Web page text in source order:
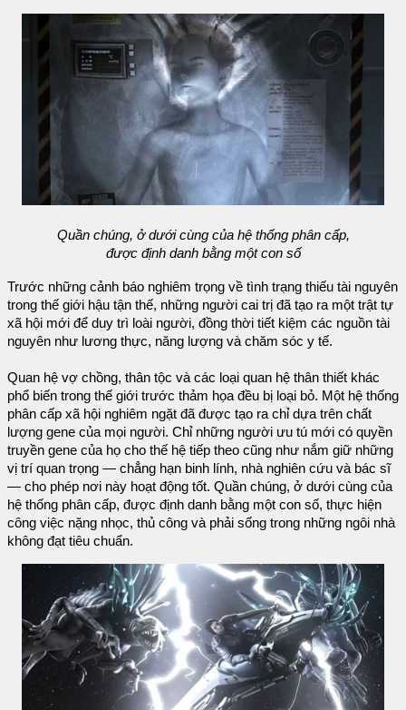
Quần chúng, ở dưới cùng của hệ thống phân cấp,
được định danh bằng một con số
Trước những cảnh báo nghiêm trọng về tình trạng thiếu tài nguyên
trong thế giới hậu tận thế, những người cai trị đã tạo ra một trật tự
xã hội mới để duy trì loài người, đồng thời tiết kiệm các nguồn tài
nguyên như lương thực, năng lượng và chăm sóc y tế.
Quan hệ vợ chồng, thân tộc và các loại quan hệ thân thiết khác
phổ biến trong thế giới trước thảm họa đều bị loại bỏ. Một hệ thống
phân cấp xã hội nghiêm ngặt đã được tạo ra chỉ dựa trên chất
lượng gene của mọi người. Chỉ những người ưu tú mới có quyền
truyền gene của họ cho thế hệ tiếp theo cũng như nắm giữ những
vị trí quan trọng — chẳng hạn binh lính, nhà nghiên cứu và bác sĩ
— cho phép nơi này hoạt động tốt. Quần chúng, ở dưới cùng của
hệ thống phân cấp, được định danh bằng một con số, thực hiện
công việc nặng nhọc, thủ công và phải sống trong những ngôi nhà
không đạt tiêu chuẩn.